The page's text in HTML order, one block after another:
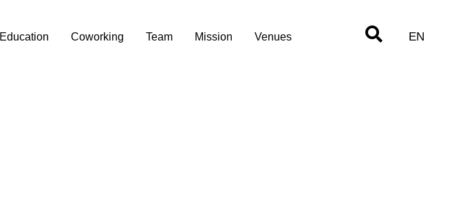
Education Coworking Team Mission Venues EN